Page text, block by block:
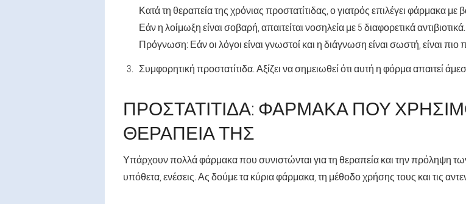
Κατά τη θεραπεία της χρόνιας προστατίτιδας, ο γιατρός επιλέγει φάρμακα
Εάν η λοίμωξη είναι σοβαρή, απαιτείται νοσηλεία με 5 διαφορετικά
Πρόγνωση: Εάν οι λόγοι είναι γνωστοί και η διάγνωση είναι σωστή, είναι πιο
Συμφορητική προστατίτιδα. Αξίζει να σημειωθεί ότι αυτή η φόρμα απαιτεί
ΠΡΟΣΤΑΤΊΤΙΔΑ: ΦΆΡΜΑΚΑ ΠΟΥ
ΘΕΡΑΠΕΊΑ ΤΗΣ
Υπάρχουν πολλά φάρμακα που συνιστώνται για τη θεραπεία και την πρόληψη
υπόθετα, ενέσεις. Ας δούμε τα κύρια φάρμακα, τη μέθοδο χρήσης τους και τις